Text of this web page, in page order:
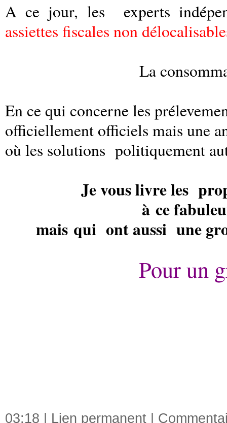
A ce jour, les
experts
assiettes fiscales non
La
En ce qui concerne les
officiellement officiels mais une
où les solutions politiquement
Je vous livre les
à ce
mais qui ont aussi une
Pour un
03:18 | Lien permanent